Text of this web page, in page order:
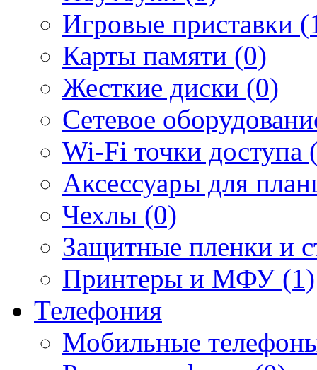
Игровые приставки
Карты памяти (0)
Жесткие диски (0)
Сетевое
Wi-Fi точки доступа
Аксессуары для
Чехлы (0)
Защитные пленки и
Принтеры и МФУ (1)
Телефония
Мобильные